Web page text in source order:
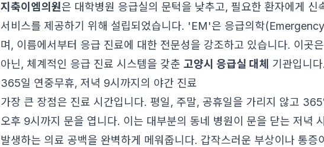
지축이엠의원은 대학병원 응급실의 문턱을 낮추고, 필요한 환자에게 신
서비스를 제공하기 위해 설립되었습니다. 'EM'은 응급의학
며, 이름에서부터 응급 진료에 대한 전문성을 강조하고 있습니다. 이곳
아닌, 체계적인 응급 진료 시스템을 갖춘 고양시 응급실 대체
기관입니다.
365일 연중무휴, 저녁 9시까지의 야간 진료
가장 큰 장점은 진료 시간입니다. 평일, 주말, 공휴일을 가리지 않고
오후 9시까지 문을 엽니다. 이는 대부분의 동네 병원이 문을 닫는 저녁
발생하는 의료 공백을 완벽하게 메워줍니다. 갑작스러운 부상이나 통증